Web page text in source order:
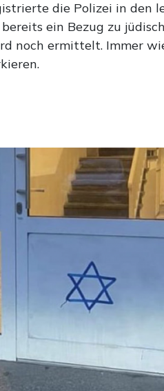
die Polizei in den
ein Bezug zu
noch ermittelt. Immer